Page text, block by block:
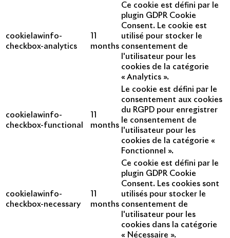
cookielawinfo-
checkbox-analytics
months
Ce cookie est défini par le
plugin GDPR Cookie
Consent. Le cookie est
utilisé pour stocker le
consentement de
l'utilisateur pour les
cookies de la catégorie
« Analytics ».
cookielawinfo-
checkbox-functional
months
Le cookie est défini par le
consentement aux cookies
du RGPD pour enregistrer
le consentement de
l'utilisateur pour les
cookies de la catégorie «
Fonctionnel ».
cookielawinfo-
checkbox-necessary
months
Ce cookie est défini par le
plugin GDPR Cookie
Consent. Les cookies sont
utilisés pour stocker le
consentement de
l'utilisateur pour les
cookies dans la catégorie
« Nécessaire ».